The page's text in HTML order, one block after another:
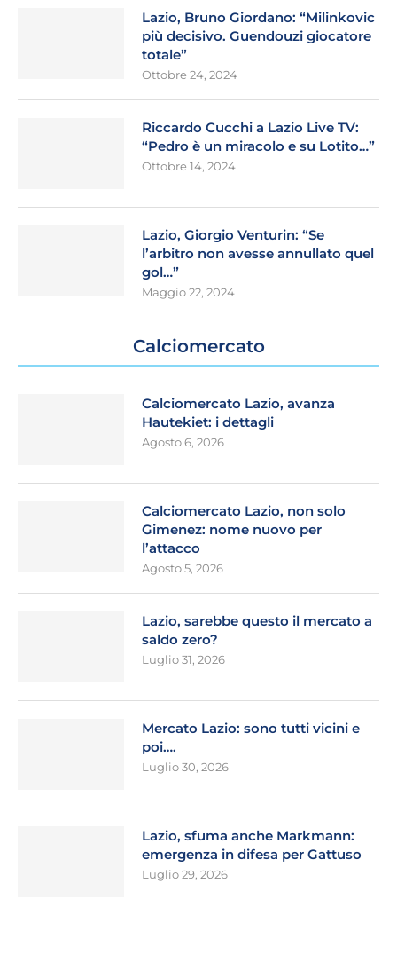
Lazio, Bruno Giordano: “Milinkovic
più decisivo. Guendouzi giocatore
totale”
Ottobre 24, 2024
Riccardo Cucchi a Lazio Live TV:
“Pedro è un miracolo e su Lotito…”
Ottobre 14, 2024
Lazio, Giorgio Venturin: “Se
l’arbitro non avesse annullato quel
gol…”
Maggio 22, 2024
Calciomercato
Calciomercato Lazio, avanza
Hautekiet: i dettagli
Agosto 6, 2026
Calciomercato Lazio, non solo
Gimenez: nome nuovo per
l’attacco
Agosto 5, 2026
Lazio, sarebbe questo il mercato a
saldo zero?
Luglio 31, 2026
Mercato Lazio: sono tutti vicini e
poi….
Luglio 30, 2026
Lazio, sfuma anche Markmann:
emergenza in difesa per Gattuso
Luglio 29, 2026